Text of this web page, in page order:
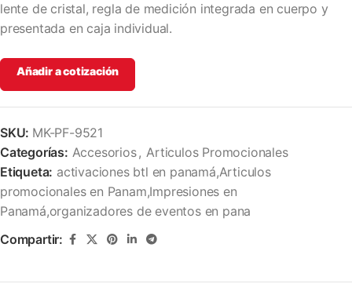
lente de cristal, regla de medición integrada en cuerpo y
presentada en caja individual.
Añadir a cotización
SKU: MK-PF-9521
Categorías: Accesorios, Articulos Promocionales
Etiqueta: activaciones btl en panamá,Articulos
promocionales en Panam,Impresiones en
Panamá,organizadores de eventos en pana
Compartir: